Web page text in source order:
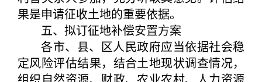
果是申请征收土地的重要依据。
五、拟订征地补偿安置方案
各市、县、区人民政府应当依据社会稳
定风险评估结果，结合土地现状调查情况，